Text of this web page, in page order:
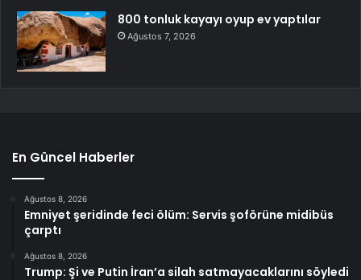
800 tonluk kayayı oyup ev yaptılar
Ağustos 7, 2026
En Güncel Haberler
Ağustos 8, 2026
Emniyet şeridinde feci ölüm: Servis şoförüne midibüs
çarptı
Ağustos 8, 2026
Trump: Şi ve Putin İran’a silah satmayacaklarını söyledi